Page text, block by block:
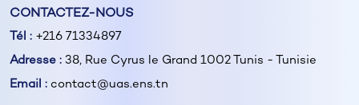
CONTACTEZ-NOUS
Tél : +216 71334897
Adresse : 38, Rue Cyrus le Grand 1002 Tunis - Tunisie
Email : contact@uas.ens.tn